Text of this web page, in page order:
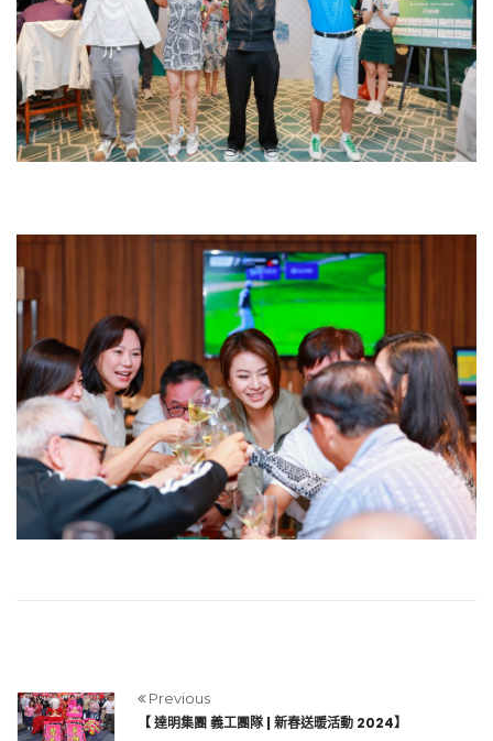
Previous
【 達明集團 義工團隊 | 新春送暖活動 2024】